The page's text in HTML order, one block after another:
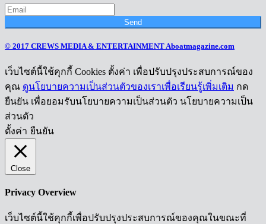
Send
© 2017 CREWS MEDIA & ENTERTAINMENT Aboatmagazine.com
เว็บไซต์นี้ใช้คุกกี้ Cookies ตั้งค่า เพื่อปรับปรุงประสบการณ์ของ
คุณ ดูนโยบายความเป็นส่วนตัวของเราเพื่อเรียนรู้เพิ่มเติม กด
ยืนยัน เพื่อยอมรับนโยบายความเป็นส่วนตัว นโยบายความเป็น
ส่วนตัว
ตั้งค่า ยืนยัน
Close
Privacy Overview
เว็บไซต์นี้ใช้คุกกี้เพื่อปรับปรุงประสบการณ์ของคุณในขณะที่